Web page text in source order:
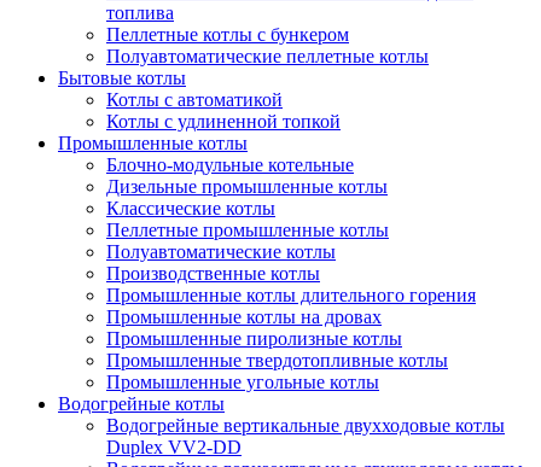
топлива
Пеллетные котлы с бункером
Полуавтоматические пеллетные котлы
Бытовые котлы
Котлы с автоматикой
Котлы с удлиненной топкой
Промышленные котлы
Блочно-модульные котельные
Дизельные промышленные котлы
Классические котлы
Пеллетные промышленные котлы
Полуавтоматические котлы
Производственные котлы
Промышленные котлы длительного горения
Промышленные котлы на дровах
Промышленные пиролизные котлы
Промышленные твердотопливные котлы
Промышленные угольные котлы
Водогрейные котлы
Водогрейные вертикальные двухходовые котлы
Duplex VV2-DD